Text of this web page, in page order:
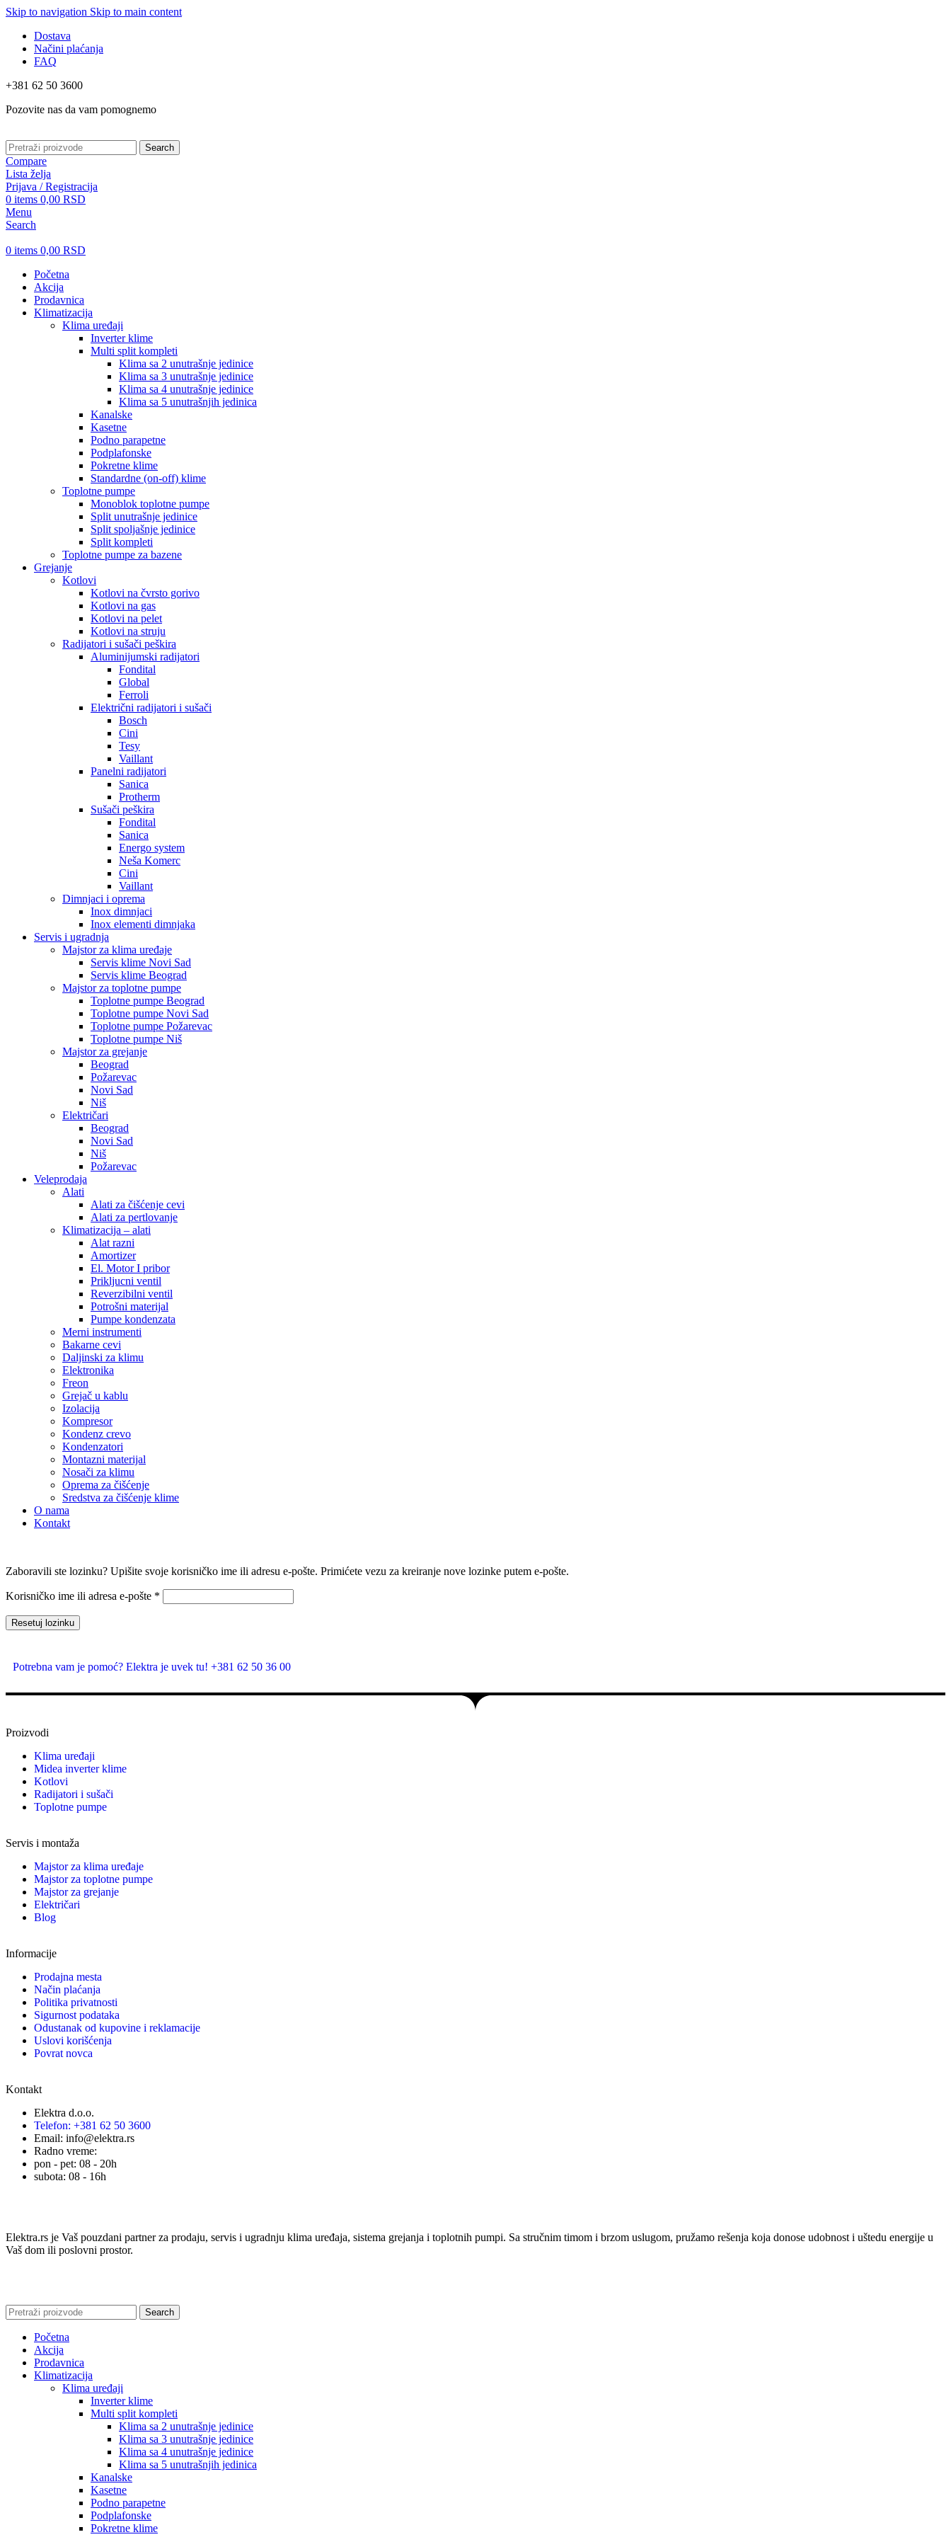
Skip to navigation Skip to main content
Dostava
Načini plaćanja
FAQ
+381 62 50 3600
Pozovite nas da vam pomognemo
Search
Compare
Lista želja
Prijava / Registracija
0 items 0,00 RSD
Menu
Search
0 items 0,00 RSD
Početna
Akcija
Prodavnica
Klimatizacija
Klima uređaji
Inverter klime
Multi split kompleti
Klima sa 2 unutrašnje jedinice
Klima sa 3 unutrašnje jedinice
Klima sa 4 unutrašnje jedinice
Klima sa 5 unutrašnjih jedinica
Kanalske
Kasetne
Podno parapetne
Podplafonske
Pokretne klime
Standardne (on-off) klime
Toplotne pumpe
Monoblok toplotne pumpe
Split unutrašnje jedinice
Split spoljašnje jedinice
Split kompleti
Toplotne pumpe za bazene
Grejanje
Kotlovi
Kotlovi na čvrsto gorivo
Kotlovi na gas
Kotlovi na pelet
Kotlovi na struju
Radijatori i sušači peškira
Aluminijumski radijatori
Fondital
Global
Ferroli
Električni radijatori i sušači
Bosch
Cini
Tesy
Vaillant
Panelni radijatori
Sanica
Protherm
Sušači peškira
Fondital
Sanica
Energo system
Neša Komerc
Cini
Vaillant
Dimnjaci i oprema
Inox dimnjaci
Inox elementi dimnjaka
Servis i ugradnja
Majstor za klima uređaje
Servis klime Novi Sad
Servis klime Beograd
Majstor za toplotne pumpe
Toplotne pumpe Beograd
Toplotne pumpe Novi Sad
Toplotne pumpe Požarevac
Toplotne pumpe Niš
Majstor za grejanje
Beograd
Požarevac
Novi Sad
Niš
Električari
Beograd
Novi Sad
Niš
Požarevac
Veleprodaja
Alati
Alati za čišćenje cevi
Alati za pertlovanje
Klimatizacija – alati
Alat razni
Amortizer
El. Motor I pribor
Prikljucni ventil
Reverzibilni ventil
Potrošni materijal
Pumpe kondenzata
Merni instrumenti
Bakarne cevi
Daljinski za klimu
Elektronika
Freon
Grejač u kablu
Izolacija
Kompresor
Kondenz crevo
Kondenzatori
Montazni materijal
Nosači za klimu
Oprema za čišćenje
Sredstva za čišćenje klime
O nama
Kontakt
Zaboravili ste lozinku? Upišite svoje korisničko ime ili adresu e-pošte. Primićete vezu za kreiranje nove lozinke putem e-pošte.
Korisničko ime ili adresa e-pošte *
Resetuj lozinku
Potrebna vam je pomoć? Elektra je uvek tu! +381 62 50 36 00
Proizvodi
Klima uređaji
Midea inverter klime
Kotlovi
Radijatori i sušači
Toplotne pumpe
Servis i montaža
Majstor za klima uređaje
Majstor za toplotne pumpe
Majstor za grejanje
Električari
Blog
Informacije
Prodajna mesta
Način plaćanja
Politika privatnosti
Sigurnost podataka
Odustanak od kupovine i reklamacije
Uslovi korišćenja
Povrat novca
Kontakt
Elektra d.o.o.
Telefon: +381 62 50 3600
Email: info@elektra.rs
Radno vreme:
pon - pet: 08 - 20h
subota: 08 - 16h
Elektra.rs je Vaš pouzdani partner za prodaju, servis i ugradnju klima uređaja, sistema grejanja i toplotnih pumpi. Sa stručnim timom i brzom uslugom, pružamo rešenja koja donose udobnost i uštedu energije u
Vaš dom ili poslovni prostor.
Search
Početna
Akcija
Prodavnica
Klimatizacija
Klima uređaji
Inverter klime
Multi split kompleti
Klima sa 2 unutrašnje jedinice
Klima sa 3 unutrašnje jedinice
Klima sa 4 unutrašnje jedinice
Klima sa 5 unutrašnjih jedinica
Kanalske
Kasetne
Podno parapetne
Podplafonske
Pokretne klime